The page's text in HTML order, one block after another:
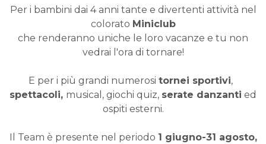
Per i bambini dai 4 anni tante e divertenti attività nel
colorato Miniclub
che renderanno uniche le loro vacanze e tu non
vedrai l'ora di tornare!
E per i più grandi numerosi tornei sportivi,
spettacoli, musical, giochi quiz, serate danzanti ed
ospiti esterni.
Il Team è presente nel periodo 1 giugno-31 agosto,